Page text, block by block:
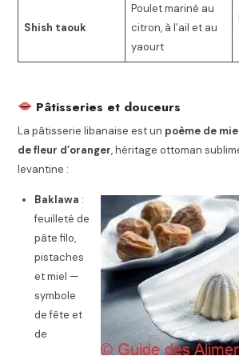
Shish taouk
Poulet mariné au
citron, à l’ail et au
yaourt
Pâtisseries et douceurs
La pâtisserie libanaise est un poème de
de fleur d’oranger, héritage ottoman
levantine :
Baklawa :
feuilleté de
pâte filo,
pistaches
et miel —
symbole
de fête et
de